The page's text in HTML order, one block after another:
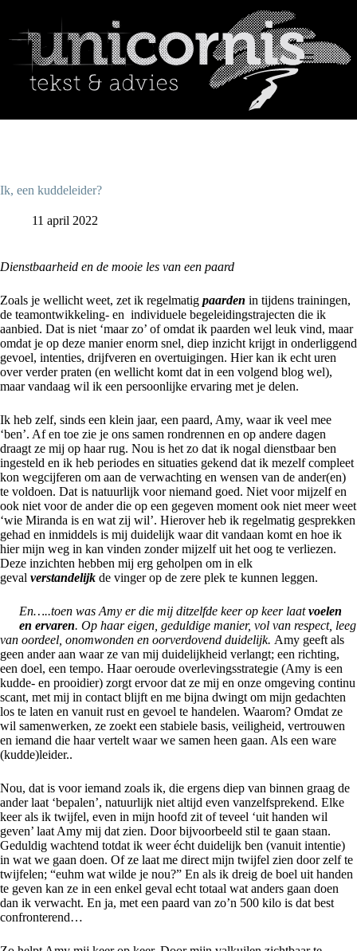
inhoud
Home
Tekst
Project- en
Contact
Ik, een kuddeleider?
11 april 2022
Dienstbaarheid en de mooie les van een paard
Zoals je wellicht weet, zet ik regelmatig paarden in tijdens trainingen,
de teamontwikkeling- en individuele begeleidingstrajecten die ik
aanbied. Dat is niet ‘maar zo’ of omdat ik paarden wel leuk vind, maar
omdat je op deze manier enorm snel, diep inzicht krijgt in onderliggend
gevoel, intenties, drijfveren en overtuigingen. Hier kan ik echt uren
over verder praten (en wellicht komt dat in een volgend blog wel),
maar vandaag wil ik een persoonlijke ervaring met je delen.
Ik heb zelf, sinds een klein jaar, een paard, Amy, waar ik veel mee
‘ben’. Af en toe zie je ons samen rondrennen en op andere dagen
draagt ze mij op haar rug. Nou is het zo dat ik nogal dienstbaar ben
ingesteld en ik heb periodes en situaties gekend dat ik mezelf compleet
kon wegcijferen om aan de verwachting en wensen van de ander(en)
te voldoen. Dat is natuurlijk voor niemand goed. Niet voor mijzelf en
ook niet voor de ander die op een gegeven moment ook niet meer weet
‘wie Miranda is en wat zij wil’. Hierover heb ik regelmatig gesprekken
gehad en inmiddels is mij duidelijk waar dit vandaan komt en hoe ik
hier mijn weg in kan vinden zonder mijzelf uit het oog te verliezen.
Deze inzichten hebben mij erg geholpen om in elk
geval verstandelijk de vinger op de zere plek te kunnen leggen.
En…..toen was Amy er die mij ditzelfde keer op keer laatvoelen
en ervaren. Op haar eigen, geduldige manier, vol van respect, leeg
van oordeel, onomwonden en oorverdovend duidelijk. Amy geeft als
geen ander aan waar ze van mij duidelijkheid verlangt; een richting,
een doel, een tempo. Haar oeroude overlevingsstrategie (Amy is een
kudde- en prooidier) zorgt ervoor dat ze mij en onze omgeving continu
scant, met mij in contact blijft en me bijna dwingt om mijn gedachten
los te laten en vanuit rust en gevoel te handelen. Waarom? Omdat ze
wil samenwerken, ze zoekt een stabiele basis, veiligheid, vertrouwen
en iemand die haar vertelt waar we samen heen gaan. Als een ware
(kudde)leider..
Nou, dat is voor iemand zoals ik, die ergens diep van binnen graag de
ander laat ‘bepalen’, natuurlijk niet altijd even vanzelfsprekend. Elke
keer als ik twijfel, even in mijn hoofd zit of teveel ‘uit handen wil
geven’ laat Amy mij dat zien. Door bijvoorbeeld stil te gaan staan.
Geduldig wachtend totdat ik weer écht duidelijk ben (vanuit intentie)
in wat we gaan doen. Of ze laat me direct mijn twijfel zien door zelf te
twijfelen; “euhm wat wilde je nou?” En als ik dreig de boel uit handen
te geven kan ze in een enkel geval echt totaal wat anders gaan doen
dan ik verwacht. En ja, met een paard van zo’n 500 kilo is dat best
confronterend…